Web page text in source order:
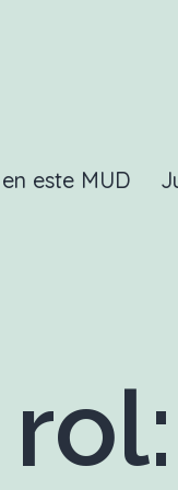
este MUD